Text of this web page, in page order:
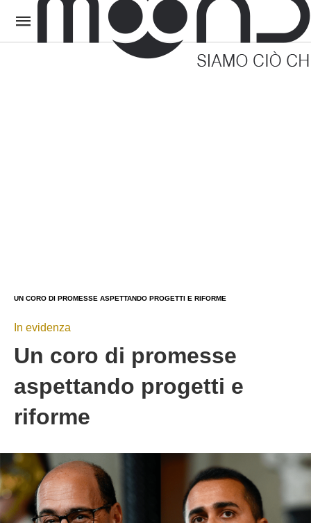
UN CORO DI PROMESSE ASPETTANDO PROGETTI E RIFORME
In evidenza
Un coro di promesse
aspettando progetti e
riforme